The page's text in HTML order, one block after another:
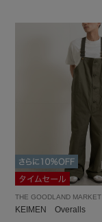
THE GOODLAND MARKET
KEIMEN Overalls